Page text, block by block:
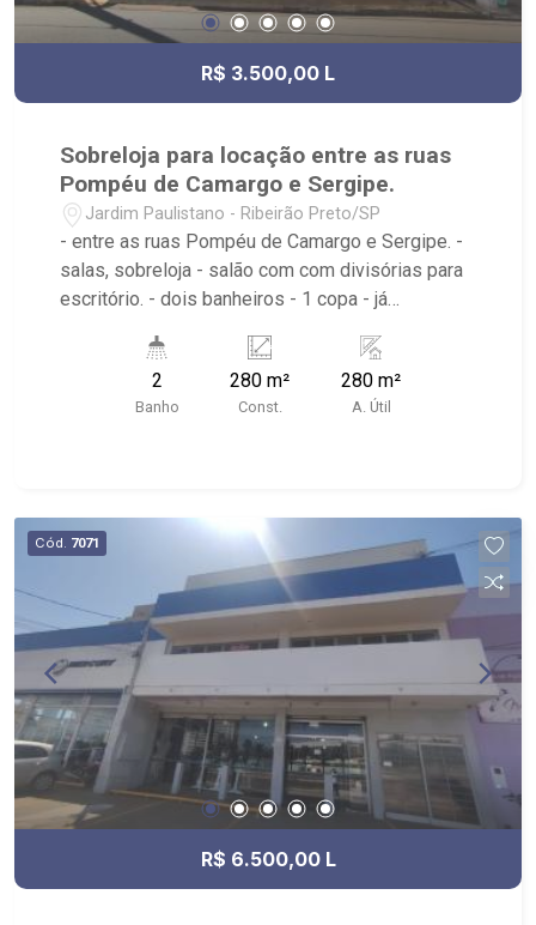
R$ 3.500,00 L
Sobreloja para locação entre as ruas
Pompéu de Camargo e Sergipe.
Jardim Paulistano - Ribeirão Preto/SP
- entre as ruas Pompéu de Camargo e Sergipe. -
salas, sobreloja - salão com com divisórias para
escritório. - dois banheiros - 1 copa - já
consultório - próximo a unidade de saúde NGA. -
instituto seb.
2
Banho
280 m²
Const.
280 m²
A. Útil
Cód. 7071
R$ 6.500,00 L